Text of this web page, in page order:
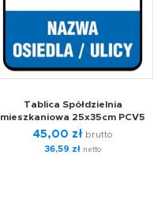
Tablica Spółdzielnia
mieszkaniowa 25x35cm PCV5
45,00 zł brutto
36,59 zł netto